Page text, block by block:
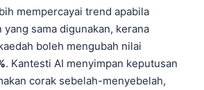
mempercayai trend apabila
yang sama digunakan, kerana
boleh mengubah nilai
. Kantesti AI menyimpan keputusan
corak sebelah-menyebelah,